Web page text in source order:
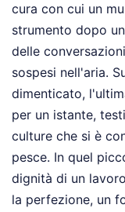
cura con cui un
strumento dopo
delle
sospesi nell'aria.
dimenticato,
per un istante,
culture che si è
pesce. In quel
dignità di un
la perfezione, un